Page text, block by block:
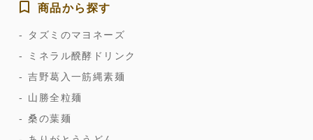
商品から探す
タズミのマヨネーズ
ミネラル醗酵ドリンク
吉野葛入一筋縄素麺
山勝全粒麺
桑の葉麺